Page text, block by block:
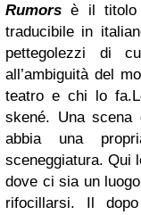
Rumors è il titolo
traducibile in
pettegolezzi di
all’ambiguità del
teatro e chi lo
skené. Una
abbia una
sceneggiatura. Qui
dove ci sia un
rifocillarsi. Il